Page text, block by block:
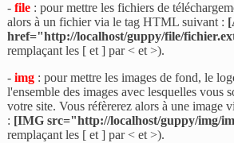
-file : pour mettre les fichiers de
alors à un fichier via le tag HTML suivant :
href="http://localhost/guppy/file/
remplaçant les [ et ] par < et >).
-img : pour mettre les images de fond, le
l'ensemble des images avec lesquelles vous
votre site. Vous réfèrerez alors à une image
: [IMG src="http://localhost/guppy/img/
remplaçant les [ et ] par < et >).